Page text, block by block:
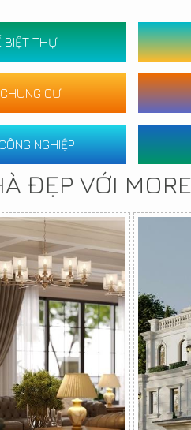
BIỆT THỰ
CƯ
NGHIỆP
ĐẸP VỚI